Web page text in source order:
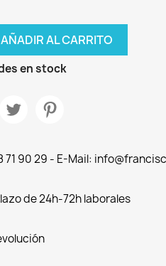
AÑADIR AL CARRITO
en stock
71 90 29 - E-Mail:
de 24h-72h laborales